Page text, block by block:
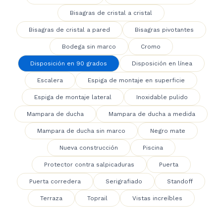
Bisagras de cristal a cristal
Bisagras de cristal a pared Bisagras pivotantes
Bodega sin marco Cromo
Disposición en 90 grados Disposición en línea
Escalera Espiga de montaje en superficie
Espiga de montaje lateral Inoxidable pulido
Mampara de ducha Mampara de ducha a medida
Mampara de ducha sin marco Negro mate
Nueva construcción Piscina
Protector contra salpicaduras Puerta
Puerta corredera Serigrafiado Standoff
Terraza Toprail Vistas increíbles